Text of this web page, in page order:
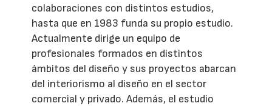
colaboraciones con distintos estudios,
hasta que en 1983 funda su propio estudio.
Actualmente dirige un equipo de
profesionales formados en distintos
ámbitos del diseño y sus proyectos abarcan
del interiorismo al diseño en el sector
comercial y privado. Además, el estudio